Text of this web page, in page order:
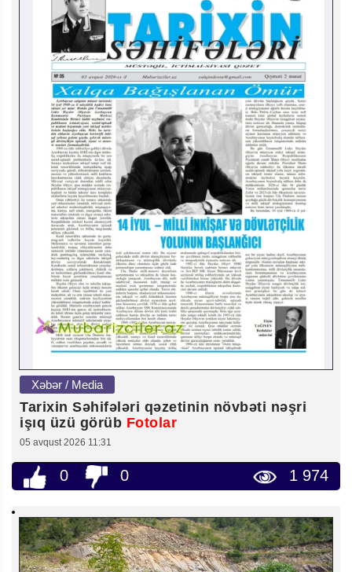
Xəbər / Media
Tarixin Səhifələri qəzetinin növbəti nəşri
işıq üzü görüb Fotolar
05 avqust 2026 11:31
0 0 1 974